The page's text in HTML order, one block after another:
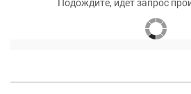
Подождите, идет запрос